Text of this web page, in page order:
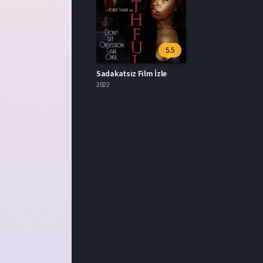
5.5
Sadakatsiz Film İzle
2022